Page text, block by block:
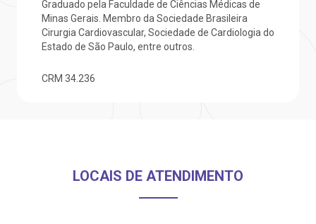
Saiba mais
R. Martiniano de Carvalho, 965
Clínica Medicina da Mulher
a BPCirurgia
Graduado pela Faculdade de Ciências Médicas de
Minas Gerais. Membro da Sociedade Brasileira
Cirurgia Cardiovascular, Sociedade de Cardiologia do
Estado de São Paulo, entre outros.
CRM 34.236
LOCAIS DE ATENDIMENTO